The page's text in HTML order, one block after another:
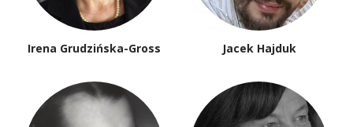
Irena Grudzińska-Gross Jacek Hajduk